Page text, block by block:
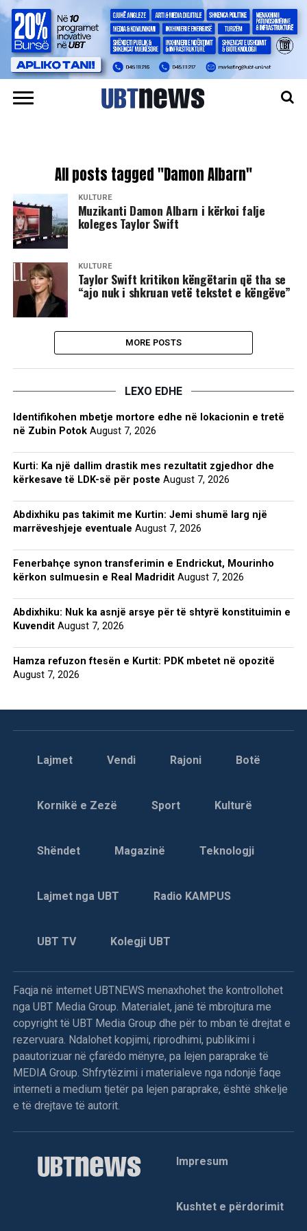
All posts tagged "Damon Albarn"
KULTURË
Muzikanti Damon Albarn i kërkoi falje
koleges Taylor Swift
KULTURË
Taylor Swift kritikon këngëtarin që tha se
“ajo nuk i shkruan vetë tekstet e këngëve”
MORE POSTS
LEXO EDHE
Identifikohen mbetje mortore edhe në lokacionin e tretë
në Zubin Potok August 7, 2026
Kurti: Ka një dallim drastik mes rezultatit zgjedhor dhe
kërkesave të LDK-së për poste August 7, 2026
Abdixhiku pas takimit me Kurtin: Jemi shumë larg një
marrëveshjeje eventuale August 7, 2026
Fenerbahçe synon transferimin e Endrickut, Mourinho
kërkon sulmuesin e Real Madridit August 7, 2026
Abdixhiku: Nuk ka asnjë arsye për të shtyrë konstituimin e
Kuvendit August 7, 2026
Hamza refuzon ftesën e Kurtit: PDK mbetet në opozitë
August 7, 2026
Lajmet Vendi Rajoni Botë
Kornikë e Zezë Sport Kulturë
Shëndet Magazinë Teknologji
Lajmet nga UBT Radio KAMPUS
UBT TV Kolegji UBT
Faqja në internet UBTNEWS menaxhohet the kontrollohet
nga UBT Media Group. Materialet, janë të mbrojtura me
copyright të UBT Media Group dhe për to mban të drejtat e
rezervuara. Ndalohet kopjimi, riprodhimi, publikimi i
paautorizuar në çfarëdo mënyre, pa lejen paraprake të
MEDIA Group. Shfrytëzimi i materialeve nga ndonjë faqe
interneti a medium tjetër pa lejen paraprake, është shkelje
e të drejtave të autorit.
Impresum
Kushtet e përdorimit